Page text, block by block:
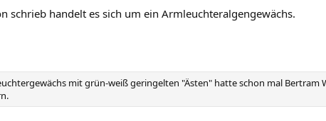
schrieb handelt es sich um ein Armleuchteralgengewächs.
mit grün-weiß geringelten "Ästen" hatte schon mal